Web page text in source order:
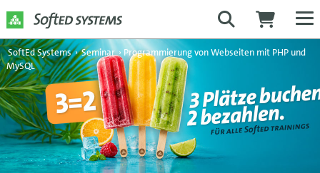
SoftEd Systems › Seminar › Programmierung von Webseiten mit PHP und
MySQL